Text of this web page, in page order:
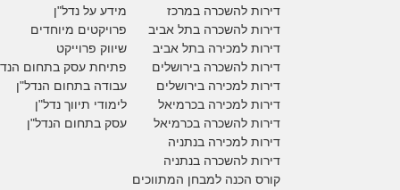
דירות להשכרה במרכז
דירות להשכרה בתל אביב
דירות למכירה בתל אביב
דירות להשכרה בירושלים
דירות למכירה בירושלים
דירות למכירהבכרמיאל
דירות להשכרהבכרמיאל
דירות למכירה בנתניה
דירות להשכרה בנתניה
קורס הכנה למבחן המתווכים
מידע על נדל"ן
פרויקטים מיוחדים
שיווק פרוייקט
פתיחת עסק בתחום
עבודה בתחום הנדל"ן
לימודי תיווך נדל"ן
עסק בתחום הנדל"ן